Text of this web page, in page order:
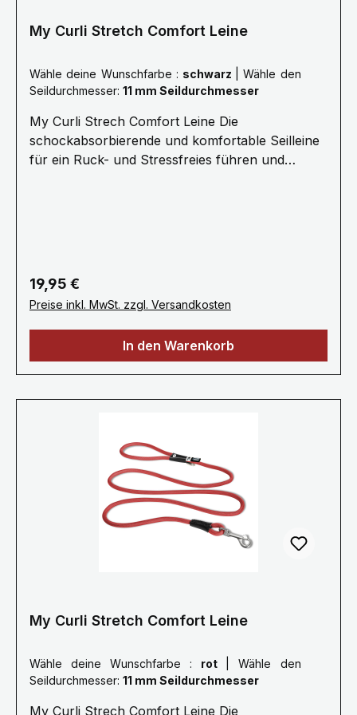
My Curli Stretch Comfort Leine
Wähle deine Wunschfarbe : schwarz
Seildurchmesser: 11 mm Seildurchmesser
My Curli Strech Comfort Leine Die
schockabsorbierende und komfortable Seilleine
für ein Ruck- und Stressfreies führen und
den besten Halt, Kontrolle und Sicherheit·
Kotbeutelspender „Snap-In“
Sicherheitskarabiner · Handwäsche / Kein
Weichspüler / Nicht maschinell trocknen
Gewicht 0.079 kg · Spezifikationen Seil: Nylon
/ D-Rings & Karabiner: Zinc-Alloy Die
Kräfte, welche Hund wie Hundehalter verletzen
können. Darum hat Curli ein Seil entwickelt,
welches den Ruck beim Zurückhalten
maßgeblich reduziert. Kern und Mantel des Seils
sind flexibel. Das ist komfortabler für alle und
sichert dabei die Kommando-Übertragung.
Regulärer Preis:
19,95 €
Preise inkl. MwSt. zzgl. Versandkosten
In den Warenkorb
My Curli Stretch Comfort Leine
Wähle deine Wunschfarbe : rot
Seildurchmesser: 11 mm Seildurchmesser
My Curli Strech Comfort Leine Die